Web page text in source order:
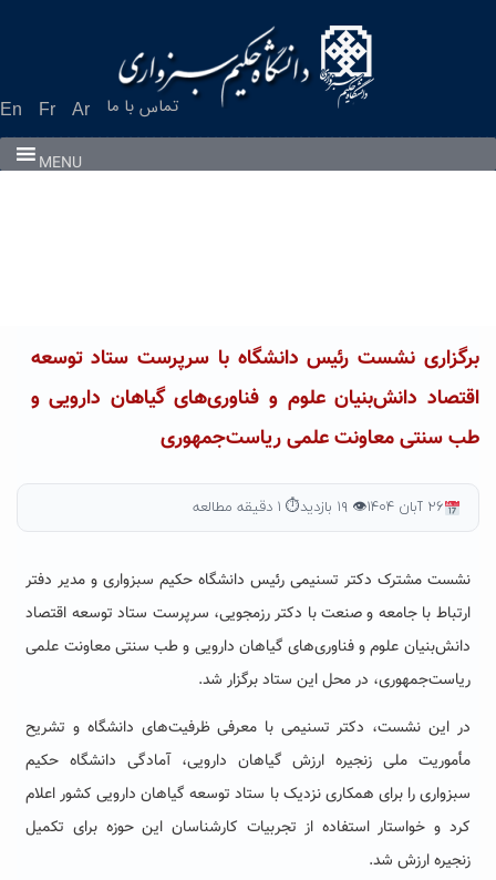
En Fr Ar تماس با ما
MENU
برگزاری نشست رئیس دانشگاه با سرپرست ستاد توسعه
اقتصاد دانش‌بنیان علوم و فناوری‌های گیاهان دارویی و
طب سنتی معاونت علمی ریاست‌جمهوری
۲۶ آبان ۱۴۰۴ 👁 ۱۹ بازدید ⏱ ۱ دقیقه مطالعه
نشست مشترک دکتر تسنیمی رئیس دانشگاه حکیم سبزواری و مدیر دفتر
ارتباط با جامعه و صنعت با دکتر رزمجویی، سرپرست ستاد توسعه اقتصاد
دانش‌بنیان علوم و فناوری‌های گیاهان دارویی و طب سنتی معاونت علمی
ریاست‌جمهوری، در محل این ستاد برگزار شد.
در این نشست، دکتر تسنیمی با معرفی ظرفیت‌های دانشگاه و تشریح
مأموریت ملی زنجیره ارزش گیاهان دارویی، آمادگی دانشگاه حکیم
سبزواری را برای همکاری نزدیک با ستاد توسعه گیاهان دارویی کشور اعلام
کرد و خواستار استفاده از تجربیات کارشناسان این حوزه برای تکمیل
زنجیره ارزش شد.